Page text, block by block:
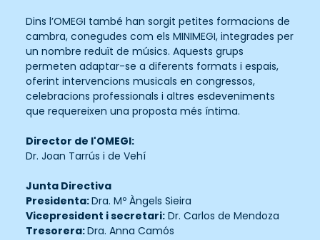
Dins l’OMEGI també han sorgit petites formacions de
cambra, conegudes com els MINIMEGI, integrades per
un nombre reduït de músics. Aquests grups
permeten adaptar-se a diferents formats i espais,
oferint intervencions musicals en congressos,
celebracions professionals i altres esdeveniments
que requereixen una proposta més íntima.
Director de l'OMEGI:
Dr. Joan Tarrús i de Vehí
Junta Directiva
Presidenta:Dra. Mº Àngels Sieira
Vicepresident i secretari:Dr. Carlos de Mendoza
Tresorera:Dra. Anna Camós